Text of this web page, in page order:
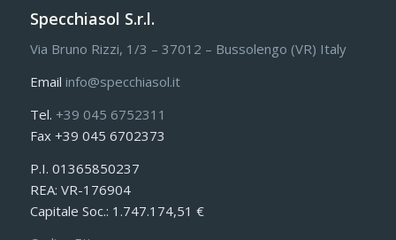
Specchiasol S.r.l.
Via Bruno Rizzi, 1/3 – 37012 – Bussolengo (VR) Italy
Email info@specchiasol.it
Tel. +39 045 6752311
Fax +39 045 6702373
P.I. 01365850237
REA: VR-176904
Capitale Soc.: 1.747.174,51 €